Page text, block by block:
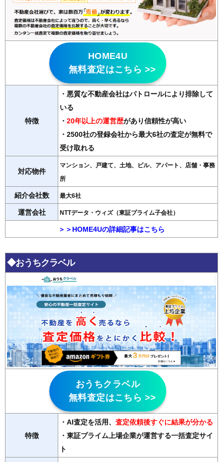
HOME4U
無料査定はこちら >>
特徴
・悪質な不動産会社はパトロールにより排除して
いる
・ 20年以上の運営歴があり信頼性が高い
・2500社の登録会社から最大6社の査定が無料で
受け取れる
対応物件
マンション、戸建て、土地、ビル、アパート、店舗・事務
所
紹介会社数 最大6社
運営会社 NTTデータ・ウィズ（東証プライム子会社）
＞＞HOME4Uの詳細記事はこちら
◆おうちクラベル
おうちクラベル
無料査定はこちら >>
特徴
・AI査定を活用、 査定依頼後すぐに結果が分かる
・東証プライム上場企業が運営する一括査定サイ
ト